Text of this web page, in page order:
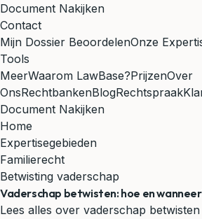
Document Nakijken
Contact
Mijn Dossier BeoordelenOnze
Tools
MeerWaarom LawBase?PrijzenOver
OnsRechtbankenBlogRechtspraak
Document Nakijken
Home
Expertisegebieden
Familierecht
Betwisting vaderschap
Vaderschap betwisten: hoe en
Lees alles over vaderschap betwisten